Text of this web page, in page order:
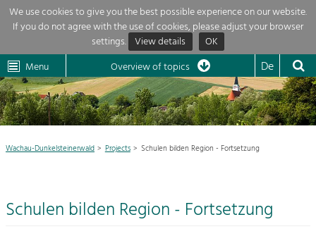
We use cookies to give you the best possible experience on our website.
If you do not agree with the use of cookies, please adjust your browser
settings. View details OK
Dunkelsteinerwald
Wachau
Cultural
Landscape
Dunkelsteinerwald Klima
Menu Overview of topics De
News 
Region 
Projects
My project
Overview of topics
Development within our region is extremely diverse. Which is why we
provide you with an overview of our main topics here. For more
information, simply click on the topic to see all projects in this context.
Maintenance, Regulation and Further
Wachau-Dunkelsteinerwald Projects Schulen bilden Region - Fortsetzung
Schulen bilden Region - Fortsetzung